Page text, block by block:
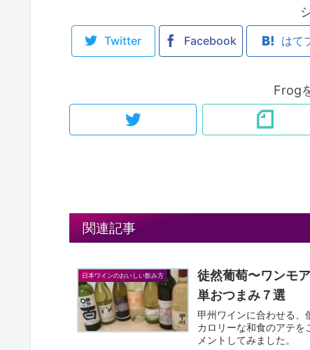
Twitter Facebook はて
Frog
関連記事
日本ワインのおいしい飲み方
徒然葡萄〜ワンモ
単おつまみ７選
甲州ワインに合わせる、
カロリーな和食のアテを
メントしてみました。